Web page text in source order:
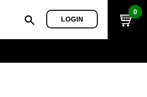
LOGIN
0